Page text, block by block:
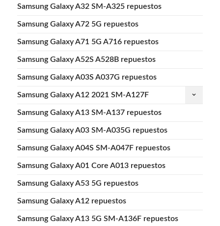
Samsung Galaxy A32 SM-A325 repuestos
Samsung Galaxy A72 5G repuestos
Samsung Galaxy A71 5G A716 repuestos
Samsung Galaxy A52S A528B repuestos
Samsung Galaxy A03S A037G repuestos
Samsung Galaxy A12 2021 SM-A127F keyboard_arrow_down
Samsung Galaxy A13 SM-A137 repuestos
Samsung Galaxy A03 SM-A035G repuestos
Samsung Galaxy A04S SM-A047F repuestos
Samsung Galaxy A01 Core A013 repuestos
Samsung Galaxy A53 5G repuestos
Samsung Galaxy A12 repuestos
Samsung Galaxy A13 5G SM-A136F repuestos